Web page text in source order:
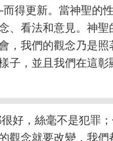
得更新。當神聖的
、看法和意見。神
，我們的觀念乃是照
，並且我們在這彰
好，絲毫不是犯罪
觀念就要改變，我們